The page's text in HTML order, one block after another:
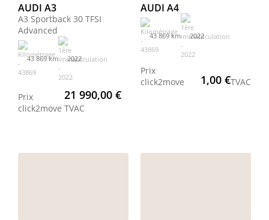
AUDI A3
A3 Sportback 30 TFSI
Advanced
43 869 km 2022
Prix
click2move
21 990,00 €
TVAC
AUDI A4
43 869 km 2022
Prix
click2move
1,00 €TVAC